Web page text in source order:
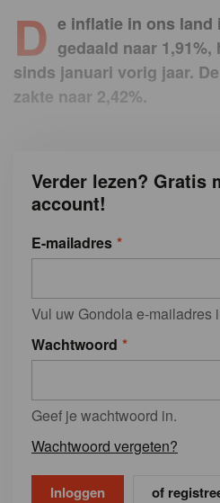
D e inflatie in ons land
gedaald naar
sinds januari vorig jaar.
zakte naar 2,42%.
Verder lezen? Gratis
account!
E-mailadres
Vul uw Gondola e-mailadres
Wachtwoord
Geef je wachtwoord in.
Wachtwoord vergeten?
of